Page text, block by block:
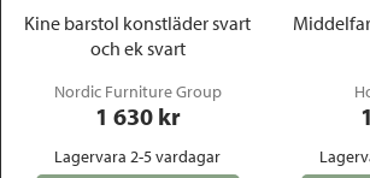
Kine barstol konstläder svart
och ek svart
Nordic Furniture Group
1 630 kr
Lagervara 2-5 vardagar